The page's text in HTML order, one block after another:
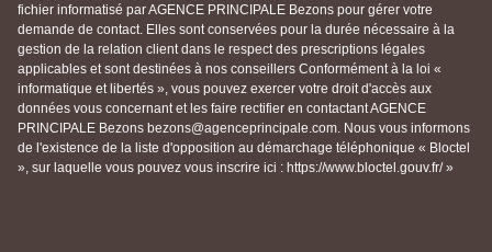
fichier informatisé par AGENCE PRINCIPALE Bezons pour gérer votre
demande de contact. Elles sont conservées pour la durée nécessaire à la
gestion de la relation client dans le respect des prescriptions légales
applicables et sont destinées à nos conseillers Conformément à la loi «
informatique et libertés », vous pouvez exercer votre droit d'accès aux
données vous concernant et les faire rectifier en contactant AGENCE
PRINCIPALE Bezons bezons@agenceprincipale.com. Nous vous informons
de l'existence de la liste d'opposition au démarchage téléphonique « Bloctel
», sur laquelle vous pouvez vous inscrire ici : https://www.bloctel.gouv.fr/ »